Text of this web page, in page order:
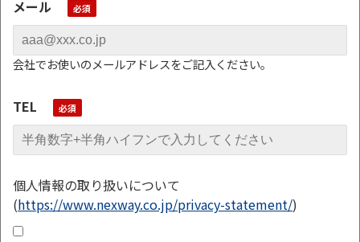
メール
会社でお使いのメールアドレスをご記入ください。
TEL
個人情報の取り扱いについて
(https://www.nexway.co.jp/privacy-statement/)